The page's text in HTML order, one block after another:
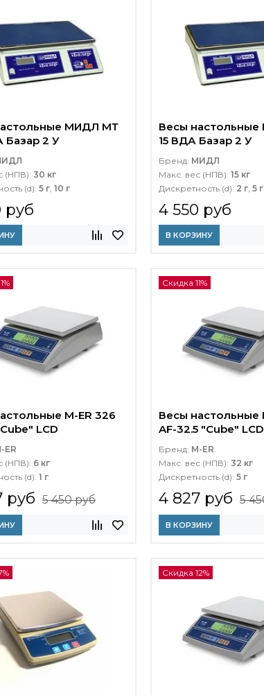
МИДЛ МТ
Базар 2 У
(НПВ): 30 кг
(d): 5 г, 10 г
руб
Весы
15 ВДА Базар 2 У
Бренд: МИДЛ
Макс. вес (НПВ): 15 кг
Дискретность (d): 2 г, 5 г
4 550 руб
В КОРЗИНУ
M-ER 326
LCD
ER
(НПВ): 6 кг
(d): 1 г
руб 5 450 руб
Скидка 11%
Весы настольные
AF-32.5 "Cube" LCD
Бренд: M-ER
Макс. вес (НПВ): 32 кг
Дискретность (d): 5 г
4 827 руб 5
В КОРЗИНУ
Скидка 12%